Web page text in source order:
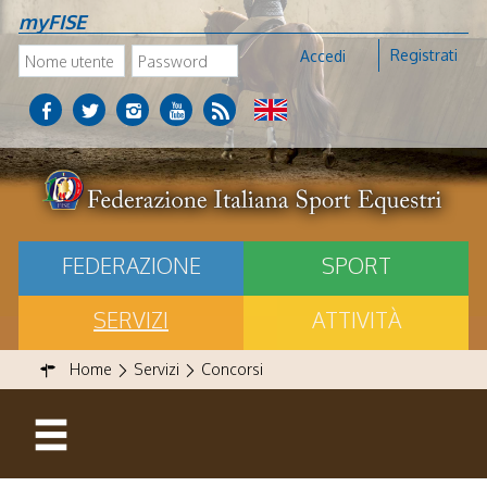
myFISE
Accedi Registrati
FEDERAZIONE
SPORT
SERVIZI
ATTIVITÀ
Home Servizi Concorsi